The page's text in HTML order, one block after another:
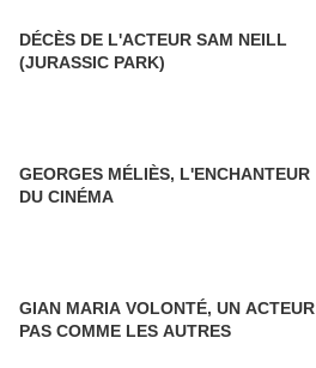
DÉCÈS DE L'ACTEUR SAM NEILL
(JURASSIC PARK)
GEORGES MÉLIÈS, L'ENCHANTEUR
DU CINÉMA
GIAN MARIA VOLONTÉ, UN ACTEUR
PAS COMME LES AUTRES